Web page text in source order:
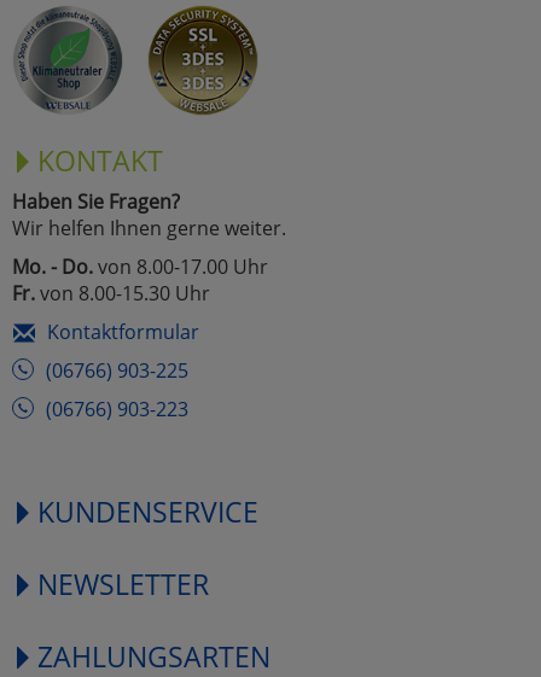
KONTAKT
Haben Sie Fragen?
Wir helfen Ihnen gerne weiter.
Mo. - Do.von 8.00-17.00 Uhr
Fr.von 8.00-15.30 Uhr
Kontaktformular
(06766) 903-225
(06766) 903-223
KUNDENSERVICE
NEWSLETTER
ZAHLUNGSARTEN